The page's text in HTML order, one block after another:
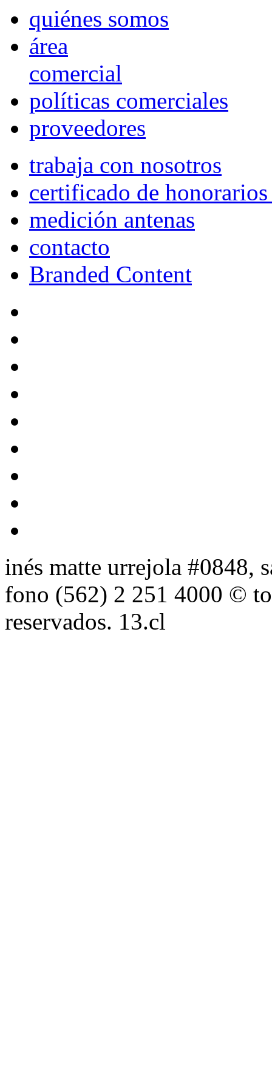
quiénes somos
área
comercial
políticas comerciales
proveedores
trabaja con nosotros
certificado de
medición antenas
contacto
Branded Content
inés matte urrejola #0848,
fono (562) 2 251 4000 ©
reservados. 13.cl